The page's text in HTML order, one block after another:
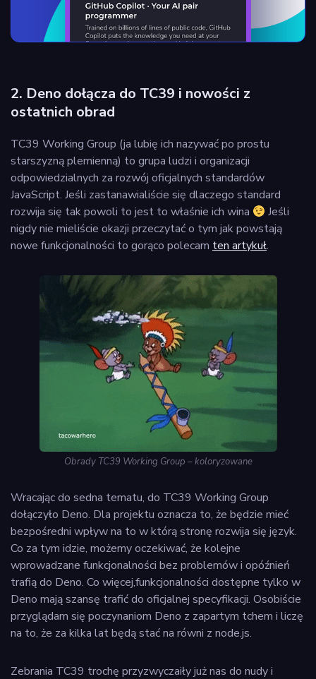
2. Deno dołącza do TC39 i nowości z
ostatnich obrad
TC39 Working Group (ja lubię ich nazywać po prostu
starszyzną plemienną) to grupa ludzi i organizacji
odpowiedzialnych za rozwój oficjalnych standardów
JavaScript. Jeśli zastanawialiście się dlaczego standard
rozwija się tak powoli to jest to właśnie ich wina
Jeśli
nigdy nie mieliście okazji przeczytać o tym jak powstają
nowe funkcjonalności to gorąco polecam ten artykuł.
Obrady TC39 Working Group – koloryzowane
Wracając do sedna tematu, do TC39 Working Group
dołączyło Deno. Dla projektu oznacza to, że będzie mieć
bezpośredni wpływ na to w którą stronę rozwija się język.
Co za tym idzie, możemy oczekiwać, że kolejne
wprowadzane funkcjonalności bez problemów i opóźnień
trafią do Deno. Co więcej,funkcjonalności dostępne tylko w
Deno mają szansę trafić do oficjalnej specyfikacji. Osobiście
przyglądam się poczynaniom Deno z zapartym tchem i liczę
na to, że za kilka lat będą stać na równi z node.js.
Zebrania TC39 trochę przyzwyczaiły już nas do nudy i